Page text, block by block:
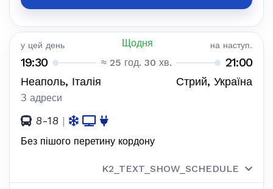
у цей день Щодня на наступ.
19:30 ≈ 25 год. 30 хв. 21:00
Неаполь, Італія Стрий, Україна
З адреси
8-18 |
Без пішого перетину кордону
K2_TEXT_SHOW_SCHEDULE